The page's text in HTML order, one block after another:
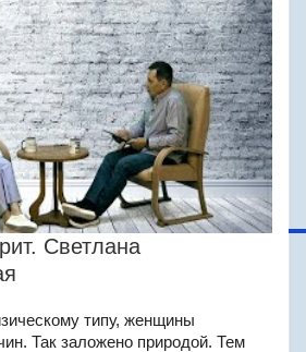
Светлана
типу, женщины
Так заложено природой. Тем